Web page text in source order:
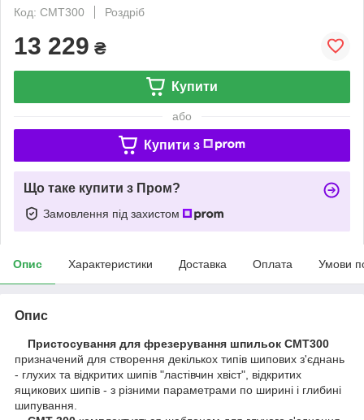
Код: CMT300
Роздріб
13 229 ₴
Купити
або
Купити з
Що таке купити з Пром?
Замовлення під захистом
Опис Характеристики Доставка Оплата Умови
Опис
Пристосування для фрезерування шпильок СМТ300
призначений для створення декількох типів шипових з'єднань
- глухих та відкритих шипів "ластівчин хвіст", відкритих
ящикових шипів - з різними параметрами по ширині і глибині
шипування.